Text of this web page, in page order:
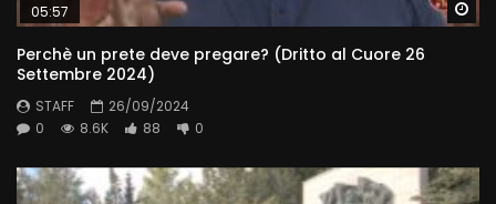
05:57
Perchè un prete deve pregare? (Dritto al Cuore 26
Settembre 2024)
STAFF
26/09/2024
0
8.6K 88 0